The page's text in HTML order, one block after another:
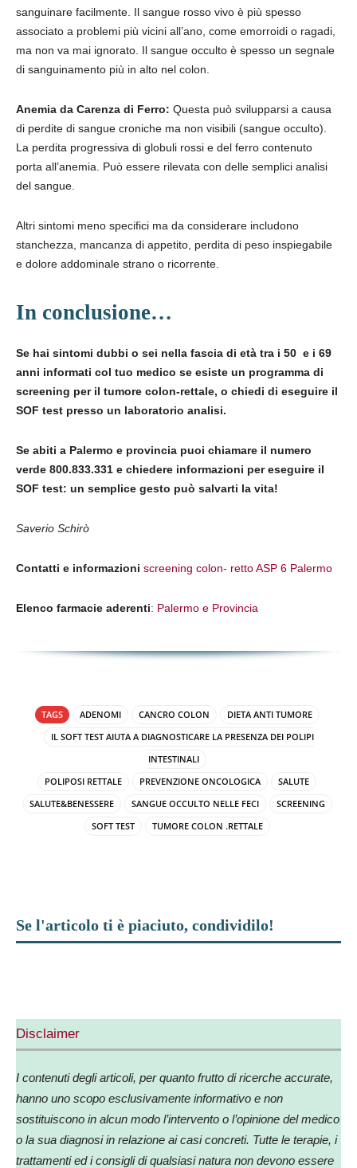
sanguinare facilmente. Il sangue rosso vivo è più spesso
associato a problemi più vicini all’ano, come emorroidi o ragadi,
ma non va mai ignorato. Il sangue occulto è spesso un segnale
di sanguinamento più in alto nel colon.
Anemia da Carenza di Ferro: Questa può svilupparsi a causa
di perdite di sangue croniche ma non visibili (sangue occulto).
La perdita progressiva di globuli rossi e del ferro contenuto
porta all’anemia. Può essere rilevata con delle semplici analisi
del sangue.
Altri sintomi meno specifici ma da considerare includono
stanchezza, mancanza di appetito, perdita di peso inspiegabile
e dolore addominale strano o ricorrente.
In conclusione…
Se hai sintomi dubbi o sei nella fascia di età tra i 50 e i 69
anni informati col tuo medico se esiste un programma di
screening per il tumore colon-rettale, o chiedi di eseguire il
SOF test presso un laboratorio analisi.
Se abiti a Palermo e provincia puoi chiamare il numero
verde 800.833.331 e chiedere informazioni per eseguire il
SOF test: un semplice gesto può salvarti la vita!
Saverio Schirò
Contatti e informazioni screening colon- retto ASP 6 Palermo
Elenco farmacie aderenti: Palermo e Provincia
TAGS ADENOMI CANCRO COLON
DIETA ANTI TUMORE
IL SOFT TEST AIUTA A DIAGNOSTICARE LA PRESENZA DEI POLIPI
INTESTINALI
POLIPOSI RETTALE
PREVENZIONE ONCOLOGICA
SALUTE
SALUTE&BENESSERE
SANGUE OCCULTO NELLE FECI
SCREENING
SOFT TEST
TUMORE COLON .RETTALE
Se l'articolo ti è piaciuto, condividilo!
Disclaimer
I contenuti degli articoli, per quanto frutto di ricerche accurate,
hanno uno scopo esclusivamente informativo e non
sostituiscono in alcun modo l’intervento o l’opinione del medico
o la sua diagnosi in relazione ai casi concreti. Tutte le terapie, i
trattamenti ed i consigli di qualsiasi natura non devono essere